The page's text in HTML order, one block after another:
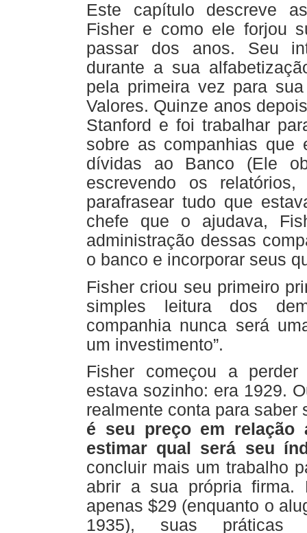
Este capítulo descreve
Fisher e como ele forjou
passar dos anos. Seu
durante a sua
pela primeira vez para
Valores. Quinze anos
Stanford e foi trabalhar
sobre as companhias que
dívidas ao Banco (Ele
escrevendo os
parafrasear tudo que
chefe que o ajudava,
administração dessas
o banco e incorporar seus
Fisher criou seu primeiro
simples leitura dos
companhia nunca será
um investimento”.
Fisher começou a
estava sozinho: era 1929.
realmente conta para
é seu preço em relação
estimar qual será seu
concluir mais um trabalho
abrir a sua própria
apenas $29 (enquanto o
1935), suas práticas